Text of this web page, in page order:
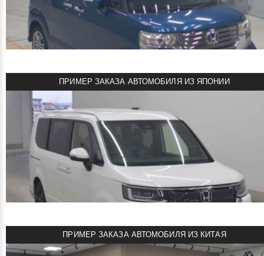
HONDA STEP WAGON SPADA 2026
Автомобиль куплен в Японии под заказ!
TAA Tohoku S AA
Объем двигателя: 1.5 л
Пробег: 3 км
Комплектация: Spada
смотреть подробнее
Цена: 580000 руб
HONDA N BOX CUSTOM 2015
Автомобиль под заказ из Японии!
CAA Gifu 4 CC
Объем двигателя: 0.7 л
Пробег: 124000 км
Комплектация: Custom
ПРИМЕР ЗАКАЗА АВТОМОБИЛЯ ИЗ ЯПОНИИ
ПРИМЕР ЗАКАЗА АВТОМОБИЛЯ ИЗ КИТАЯ